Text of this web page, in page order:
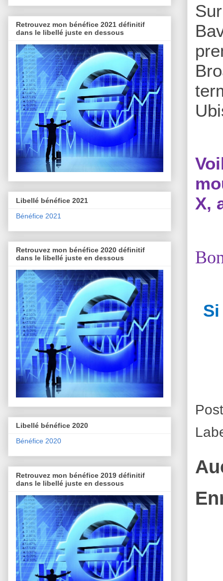
X,
Retrouvez mon bénéfice 2021 définitif
dans le libellé juste en dessous
Libellé bénéfice 2021
Bénéfice 2021
Retrouvez mon bénéfice 2020 définitif
dans le libellé juste en dessous
Libellé bénéfice 2020
Bénéfice 2020
Retrouvez mon bénéfice 2019 définitif
dans le libellé juste en dessous